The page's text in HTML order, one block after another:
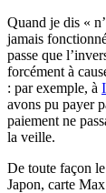
Quand je dis «
jamais
passe que
forcément à
: par exemple, à
avons pu payer
paiement ne
la veille.
De toute façon
Japon, carte